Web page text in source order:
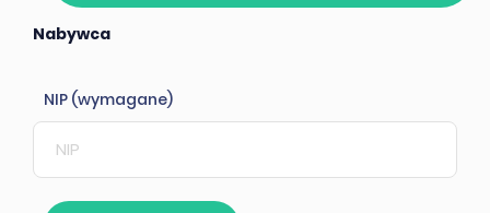
Nabywca
NIP (wymagane)